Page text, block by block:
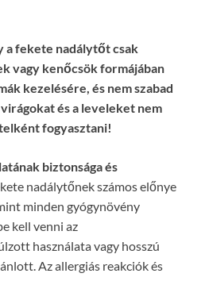
a fekete nadálytőt csak
vagy kenőcsök formájában
kezelésére, és nem szabad
és a leveleket nem
fogyasztani!
biztonsága és
nadálytőnek számos előnye
minden gyógynövény
kell venni az
használata vagy hosszú
Az allergiás reakciók és